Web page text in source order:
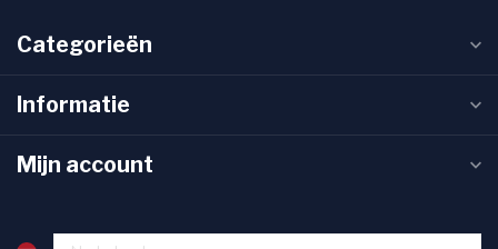
Categorieën
Informatie
Mijn account